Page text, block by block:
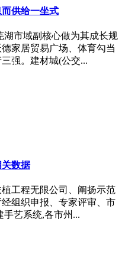
供给一坐式
湖市域副核心做为其成长规
家居贸易广场、体育勾当
强。建材城(公交...
数据
工程无限公司、阐扬示范
组织申报、专家评审、市
艺系统,各市州...